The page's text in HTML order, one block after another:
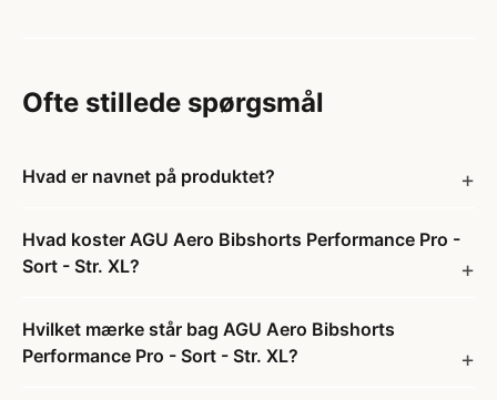
Ofte stillede spørgsmål
Hvad er navnet på produktet?
Hvad koster AGU Aero Bibshorts Performance Pro -
Sort - Str. XL?
Hvilket mærke står bag AGU Aero Bibshorts
Performance Pro - Sort - Str. XL?